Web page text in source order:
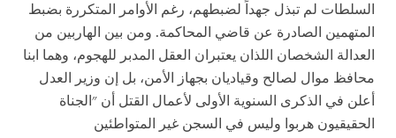
السلطات لم تبذل جهداً لضبطهم، رغم الأوامر المتكررة بضبط
المتهمين الصادرة عن قاضي المحاكمة. ومن بين الهاربين من
العدالة الشخصان اللذان يعتبران العقل المدبر للهجوم، وهما ابنا
محافظ موال لصالح وقياديان بجهاز الأمن، بل إن وزير العدل
أعلن في الذكرى السنوية الأولى لأعمال القتل أن "الجناة
الحقيقيون هربوا وليس في السجن غير المتواطئين